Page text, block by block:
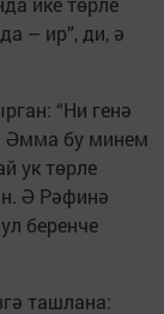
– ир”, ди, ә
“Ни генә
Әмма бу минем
ук төрле
Ә Рәфинә
беренче
ташлана: